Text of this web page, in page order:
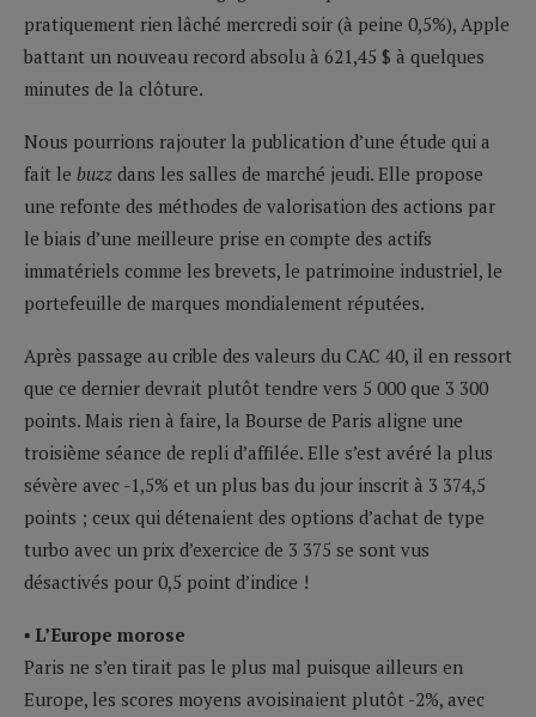
pratiquement rien lâché mercredi soir (à peine 0,5%), Apple
battant un nouveau record absolu à 621,45 $ à quelques
minutes de la clôture.
Nous pourrions rajouter la publication d’une étude qui a
fait le buzz dans les salles de marché jeudi. Elle propose
une refonte des méthodes de valorisation des actions par
le biais d’une meilleure prise en compte des actifs
immatériels comme les brevets, le patrimoine industriel, le
portefeuille de marques mondialement réputées.
Après passage au crible des valeurs du CAC 40, il en ressort
que ce dernier devrait plutôt tendre vers 5 000 que 3 300
points. Mais rien à faire, la Bourse de Paris aligne une
troisième séance de repli d’affilée. Elle s’est avéré la plus
sévère avec -1,5% et un plus bas du jour inscrit à 3 374,5
points ; ceux qui détenaient des options d’achat de type
turbo avec un prix d’exercice de 3 375 se sont vus
désactivés pour 0,5 point d’indice !
▪ L’Europe morose
Paris ne s’en tirait pas le plus mal puisque ailleurs en
Europe, les scores moyens avoisinaient plutôt -2%, avec